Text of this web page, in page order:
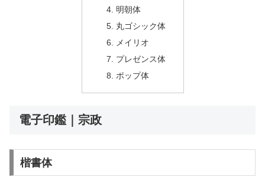
明朝体
丸ゴシック体
メイリオ
プレゼンス体
ポップ体
電子印鑑｜宗政
楷書体